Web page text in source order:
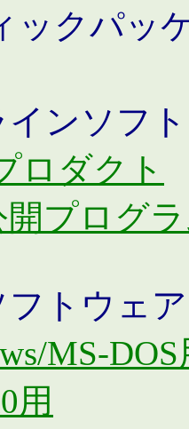
ックパッ
ンソフ
ロダクト
プログ
トウェア
MS-DOS
用